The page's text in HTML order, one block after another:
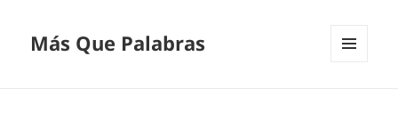
Más Que Palabras